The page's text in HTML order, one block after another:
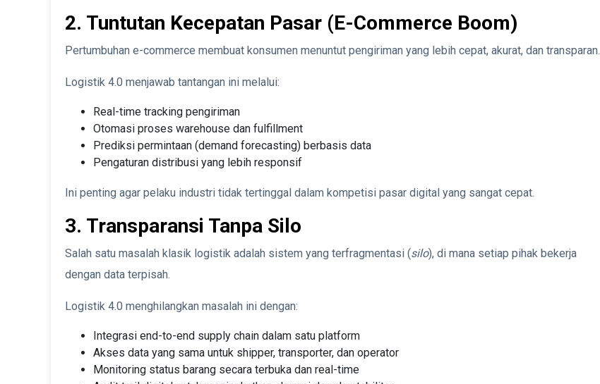
2. Tuntutan Kecepatan Pasar (E-Commerce Boom)
Pertumbuhan e-commerce membuat konsumen menuntut pengiriman yang lebih cepat, akurat, dan transparan.
Logistik 4.0 menjawab tantangan ini melalui:
Real-time tracking pengiriman
Otomasi proses warehouse dan fulfillment
Prediksi permintaan (demand forecasting) berbasis data
Pengaturan distribusi yang lebih responsif
Ini penting agar pelaku industri tidak tertinggal dalam kompetisi pasar digital yang sangat cepat.
3. Transparansi Tanpa Silo
Salah satu masalah klasik logistik adalah sistem yang terfragmentasi (silo), di mana setiap pihak bekerja
dengan data terpisah.
Logistik 4.0 menghilangkan masalah ini dengan:
Integrasi end-to-end supply chain dalam satu platform
Akses data yang sama untuk shipper, transporter, dan operator
Monitoring status barang secara terbuka dan real-time